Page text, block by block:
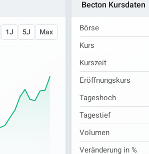
1J 5J Max
Becton Kursdaten
Börse
Kurs
Kurszeit
Eröffnungskurs
Tageshoch
Tagestief
Volumen
Veränderung in %